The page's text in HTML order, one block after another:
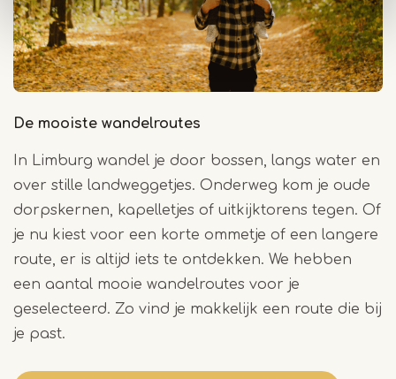
De mooiste wandelroutes
In Limburg wandel je door bossen, langs water en
over stille landweggetjes. Onderweg kom je oude
dorpskernen, kapelletjes of uitkijktorens tegen. Of
je nu kiest voor een korte ommetje of een langere
route, er is altijd iets te ontdekken. We hebben
een aantal mooie wandelroutes voor je
geselecteerd. Zo vind je makkelijk een route die bij
je past.